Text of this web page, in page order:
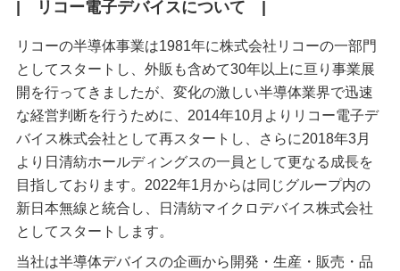
| リコー電子デバイスについて |
リコーの半導体事業は1981年に株式会社リコーの一部門
としてスタートし、外販も含めて30年以上に亘り事業展
開を行ってきましたが、変化の激しい半導体業界で迅速
な経営判断を行うために、2014年10月よりリコー電子デ
バイス株式会社として再スタートし、さらに2018年3月
より日清紡ホールディングスの一員として更なる成長を
目指しております。2022年1月からは同じグループ内の
新日本無線と統合し、日清紡マイクロデバイス株式会社
としてスタートします。
当社は半導体デバイスの企画から開発・生産・販売・品